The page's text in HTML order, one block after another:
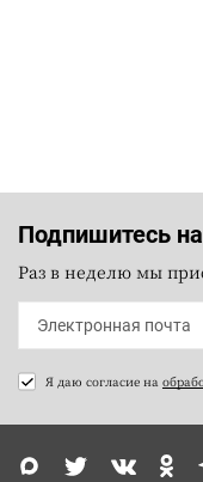
Подпишитесь
Раз в неделю мы
Я даю согласие на